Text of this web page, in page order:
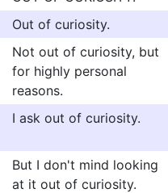
Out of curiosity.
Not out of curiosity, but
for highly personal
reasons.
I ask out of curiosity.
But I don't mind looking
at it out of curiosity.